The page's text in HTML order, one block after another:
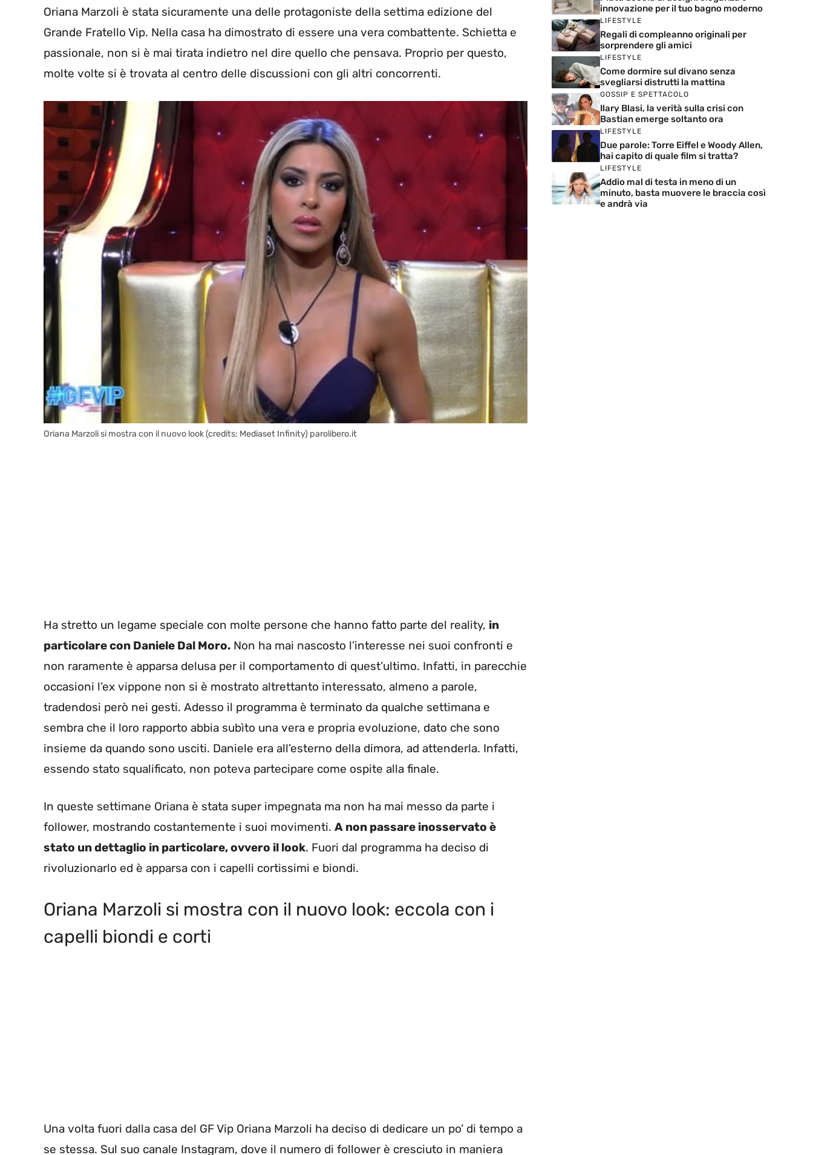
Oriana Marzoli è stata sicuramente una delle protagoniste della settima edizione del
Grande Fratello Vip. Nella casa ha dimostrato di essere una vera combattente. Schietta e
passionale, non si è mai tirata indietro nel dire quello che pensava. Proprio per questo,
molte volte si è trovata al centro delle discussioni con gli altri concorrenti.
Oriana Marzoli si mostra con il nuovo look (credits: Mediaset Infinity) parolibero.it
Ha stretto un legame speciale con molte persone che hanno fatto parte del reality, in
particolare con Daniele Dal Moro. Non ha mai nascosto l’interesse nei suoi confronti e
non raramente è apparsa delusa per il comportamento di quest’ultimo. Infatti, in parecchie
occasioni l’ex vippone non si è mostrato altrettanto interessato, almeno a parole,
tradendosi però nei gesti. Adesso il programma è terminato da qualche settimana e
sembra che il loro rapporto abbia subìto una vera e propria evoluzione, dato che sono
insieme da quando sono usciti. Daniele era all’esterno della dimora, ad attenderla. Infatti,
essendo stato squalificato, non poteva partecipare come ospite alla finale.
In queste settimane Oriana è stata super impegnata ma non ha mai messo da parte i
follower, mostrando costantemente i suoi movimenti. A non passare inosservato è
stato un dettaglio in particolare, ovvero il look. Fuori dal programma ha deciso di
rivoluzionarlo ed è apparsa con i capelli cortissimi e biondi.
Oriana Marzoli si mostra con il nuovo look: eccola con i
capelli biondi e corti
Una volta fuori dalla casa del GF Vip Oriana Marzoli ha deciso di dedicare un po’ di tempo a
se stessa. Sul suo canale Instagram, dove il numero di follower è cresciuto in maniera
innovazione per il tuo bagno moderno
LIFESTYLE
Regali di compleanno originali per
sorprendere gli amici
LIFESTYLE
Come dormire sul divano senza
svegliarsi distrutti la mattina
GOSSIP E SPETTACOLO
Ilary Blasi, la verità sulla crisi con
Bastian emerge soltanto ora
LIFESTYLE
Due parole: Torre Eiffel e Woody Allen,
hai capito di quale film si tratta?
LIFESTYLE
Addio mal di testa in meno di un
minuto, basta muovere le braccia così
e andrà via